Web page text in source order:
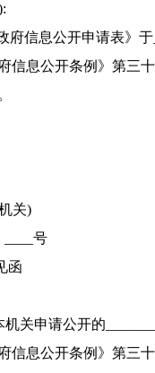
信息公开申请表》于
信息公开条例》第三
关)
____号
函
关申请公开的
信息公开条例》第三